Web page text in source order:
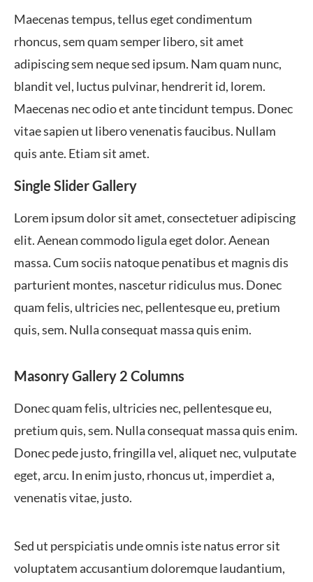
Maecenas tempus, tellus eget condimentum
rhoncus, sem quam semper libero, sit amet
adipiscing sem neque sed ipsum. Nam quam nunc,
blandit vel, luctus pulvinar, hendrerit id, lorem.
Maecenas nec odio et ante tincidunt tempus. Donec
vitae sapien ut libero venenatis faucibus. Nullam
quis ante. Etiam sit amet.
Single Slider Gallery
Lorem ipsum dolor sit amet, consectetuer adipiscing
elit. Aenean commodo ligula eget dolor. Aenean
massa. Cum sociis natoque penatibus et magnis dis
parturient montes, nascetur ridiculus mus. Donec
quam felis, ultricies nec, pellentesque eu, pretium
quis, sem. Nulla consequat massa quis enim.
Masonry Gallery 2 Columns
Donec quam felis, ultricies nec, pellentesque eu,
pretium quis, sem. Nulla consequat massa quis enim.
Donec pede justo, fringilla vel, aliquet nec, vulputate
eget, arcu. In enim justo, rhoncus ut, imperdiet a,
venenatis vitae, justo.
Sed ut perspiciatis unde omnis iste natus error sit
voluptatem accusantium doloremque laudantium,